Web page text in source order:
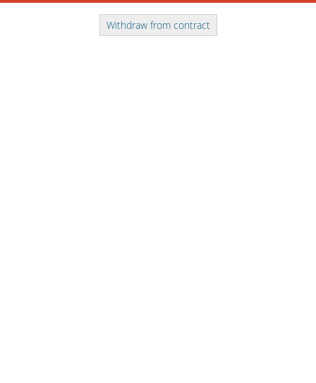
Withdraw from contract